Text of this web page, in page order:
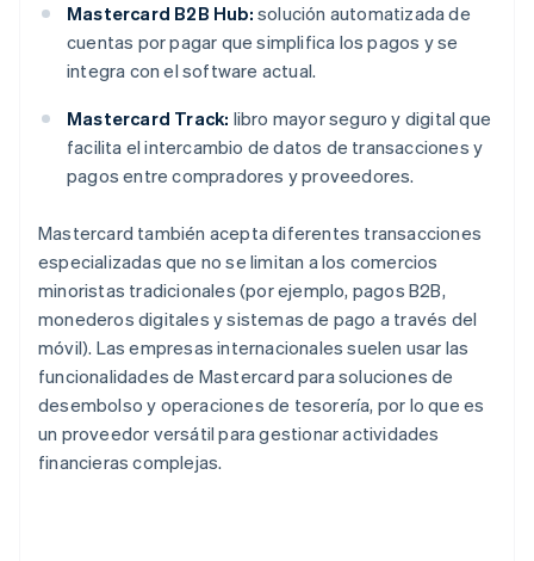
Mastercard B2B Hub: solución automatizada de
cuentas por pagar que simplifica los pagos y se
integra con el software actual.
Mastercard Track: libro mayor seguro y digital que
facilita el intercambio de datos de transacciones y
pagos entre compradores y proveedores.
Mastercard también acepta diferentes transacciones
especializadas que no se limitan a los comercios
minoristas tradicionales (por ejemplo, pagos B2B,
monederos digitales y sistemas de pago a través del
móvil). Las empresas internacionales suelen usar las
funcionalidades de Mastercard para soluciones de
desembolso y operaciones de tesorería, por lo que es
un proveedor versátil para gestionar actividades
financieras complejas.